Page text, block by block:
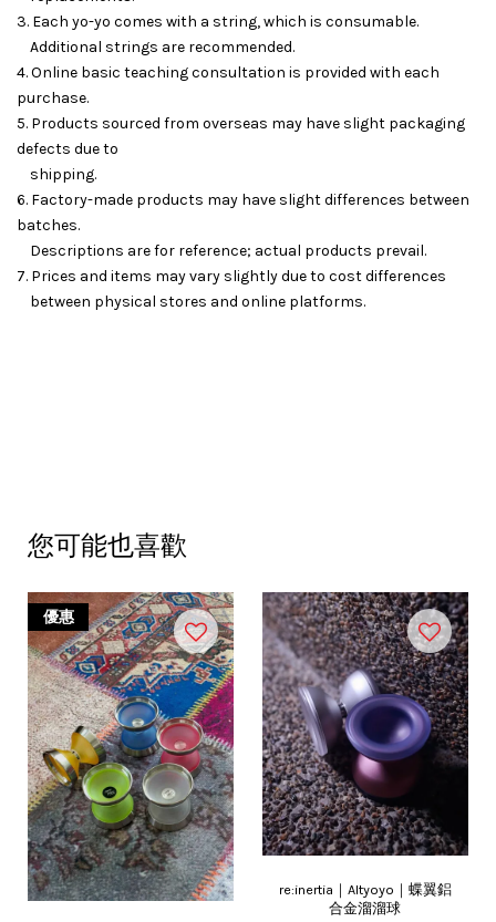
3. Each yo-yo comes with a string, which is consumable.
Additional strings are recommended.
4. Online basic teaching consultation is provided with each
purchase.
5. Products sourced from overseas may have slight packaging
defects due to
shipping.
6. Factory-made products may have slight differences between
batches.
Descriptions are for reference; actual products prevail.
7. Prices and items may vary slightly due to cost differences
between physical stores and online platforms.
您可能也喜歡
優惠
re:inertia｜Altyoyo｜蝶翼鋁
合金溜溜球